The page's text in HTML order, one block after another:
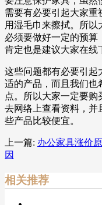
需要有必要引起大家重
用湿毛巾来擦拭。所
必须要做好一定的预算
肯定也是建议大家在线
这些问题都有必要引起
适的产品，而且我们也
点。所以大家一定要
去网络上查看资料，并
些产品比较便宜。
上一篇: 办公家具涨价
因
相关推荐